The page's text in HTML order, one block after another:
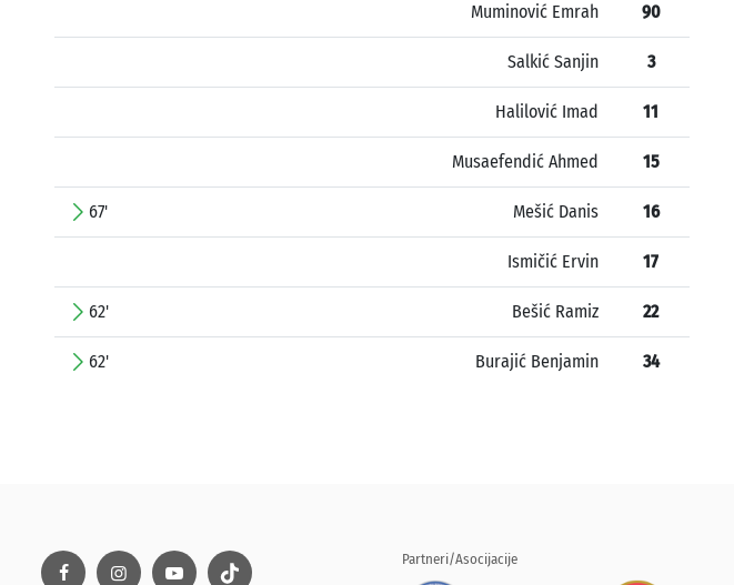
Muminović Emrah 90
Salkić Sanjin 3
Halilović Imad 11
Musaefendić Ahmed 15
67' Mešić Danis 16
Ismičić Ervin 17
62' Bešić Ramiz 22
62' Burajić Benjamin 34
Partneri/Asocijacije